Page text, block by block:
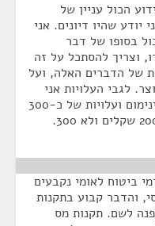
הכול עניין של
יודע שהיו דיונים. אני
בסופו של דבר
וצריך להסתכל על זה
של הדברים האלה, ועל
לגבי העלויות אני
רק רוצה לתקן כאן. דובר על שכר מינימום ועלויות של כ-300
ביטוח לאומי נקבעים
והדבר קבוע בתקנות
לשם. תקנות מס